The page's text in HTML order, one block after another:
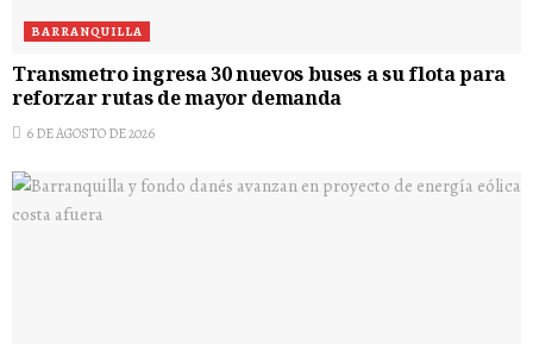
BARRANQUILLA
Transmetro ingresa 30 nuevos buses a su flota para
reforzar rutas de mayor demanda
6 DE AGOSTO DE 2026